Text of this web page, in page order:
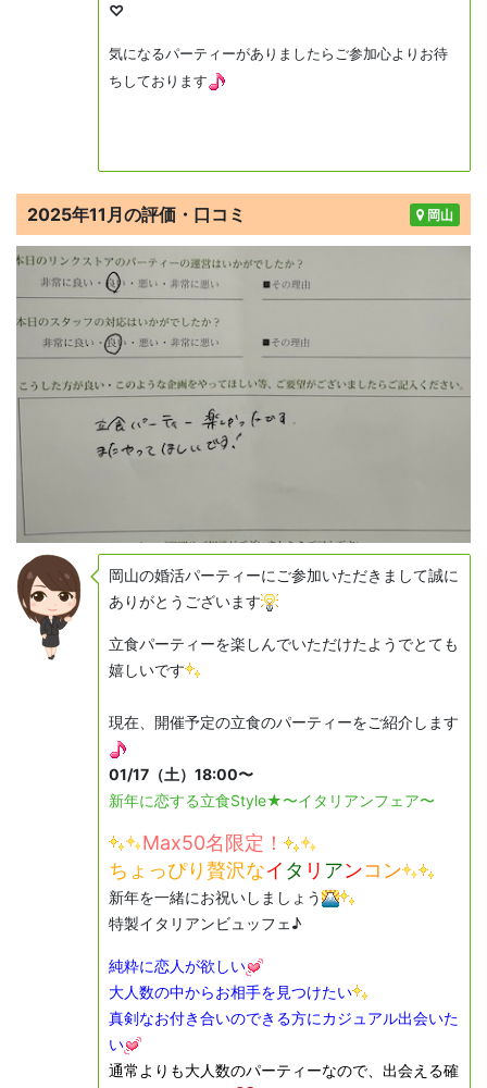
♡
気になるパーティーがありましたらご参加心よりお待
ちしております
岡山
2025年11月の評価・口コミ
岡山の婚活パーティーにご参加いただきまして誠に
ありがとうございます
立食パーティーを楽しんでいただけたようでとても
嬉しいです
現在、開催予定の立食のパーティーをご紹介します
01/17（土）18:00〜
新年に恋する立食Style★〜イタリアンフェア〜
Max50名限定！
ちょっぴり贅沢なイ タ リ アンコン
新年を一緒にお祝いしましょう
特製イタリアンビュッフェ♪
純粋に恋人が欲しい
大人数の中からお相手を見つけたい
真剣なお付き合いのできる方にカジュアル出会いた
い
通常よりも大人数のパーティーなので、出会える確